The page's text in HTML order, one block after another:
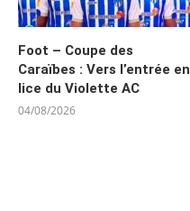
Foot – Coupe des
Caraïbes : Vers l’entrée en
lice du Violette AC
04/08/2026